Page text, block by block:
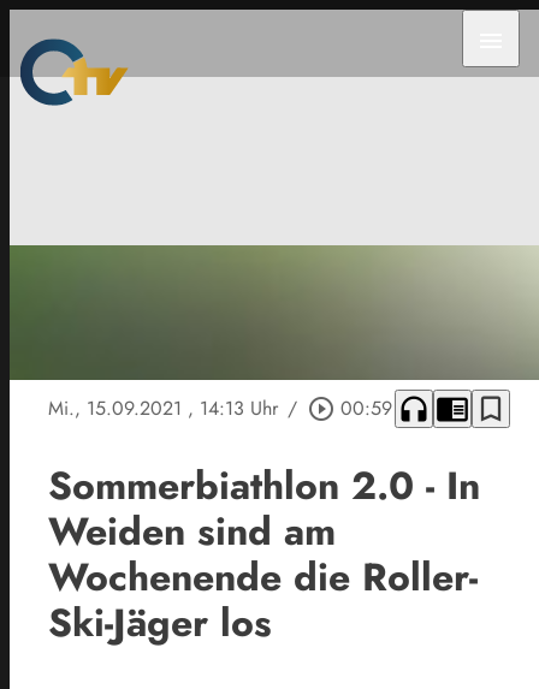
Mi., 15.09.2021 , 14:13 Uhr / play_circle_outline 00:59 headphones chrome_reader_mode bookmark_border
Sommerbiathlon 2.0 - In
Weiden sind am
Wochenende die Roller-
Ski-Jäger los